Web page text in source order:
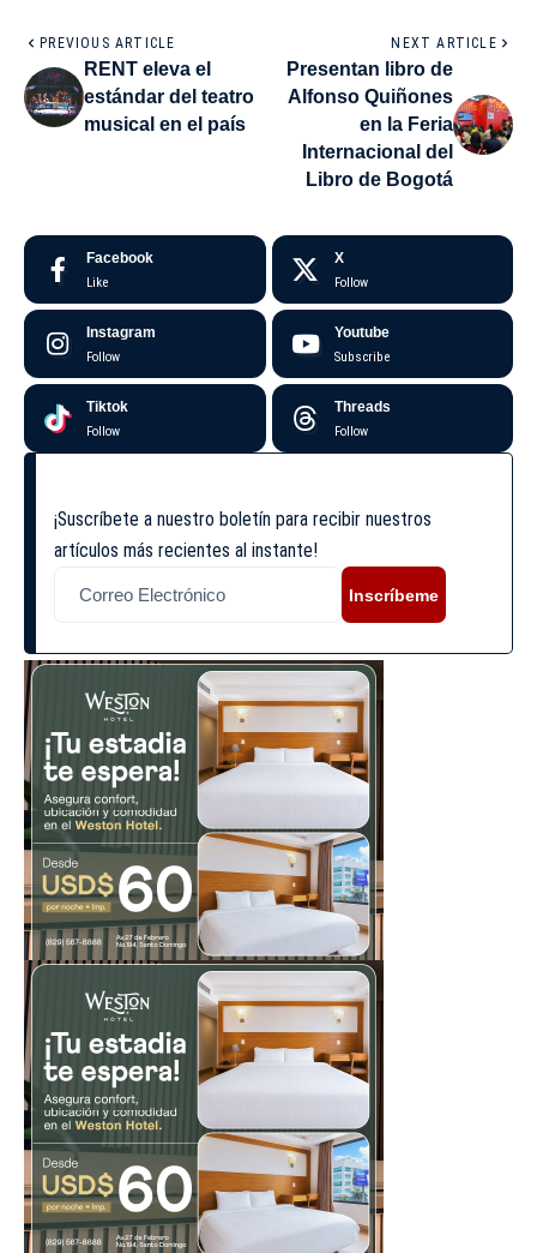
PREVIOUS ARTICLE
RENT eleva el
estándar del teatro
musical en el país
NEXT ARTICLE
Presentan libro de
Alfonso Quiñones
en la Feria
Internacional del
Libro de Bogotá
Facebook
Like
X
Follow
Instagram
Follow
Youtube
Subscribe
Tiktok
Follow
Threads
Follow
¡Suscríbete a nuestro boletín para recibir nuestros
artículos más recientes al instante!
Inscríbeme